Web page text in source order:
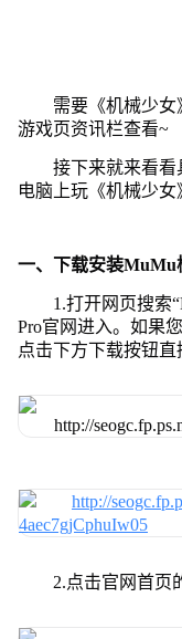
需要《机械少
游戏页资讯栏查看~
接下来就来看看
电脑上玩《机械少女
一、下载安装MuMu
1.打开网页搜索
Pro官网进入。如果
点击下方下载按钮
2.点击官网首页